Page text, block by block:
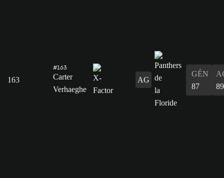
163
#163
Carter
Verhaeghe
AG
GÉN
87
89